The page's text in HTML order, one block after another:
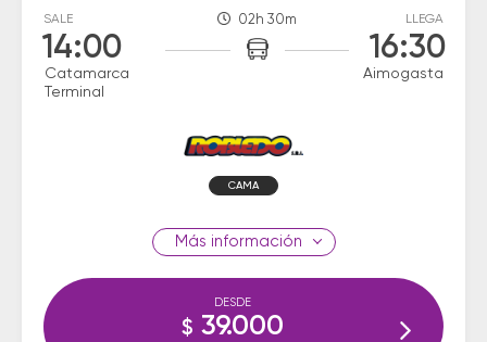
SALE
14:00
Catamarca
Terminal
02h 30m LLEGA
16:30
Aimogasta
CAMA
información
DESDE
$ 39.000